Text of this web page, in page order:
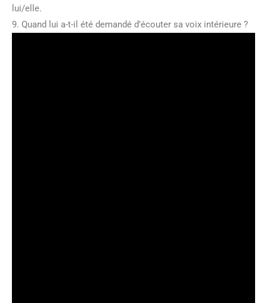
lui/elle.
9. Quand lui a-t-il été demandé d’écouter sa voix intérieure ?